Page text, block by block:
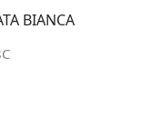
BIANCA